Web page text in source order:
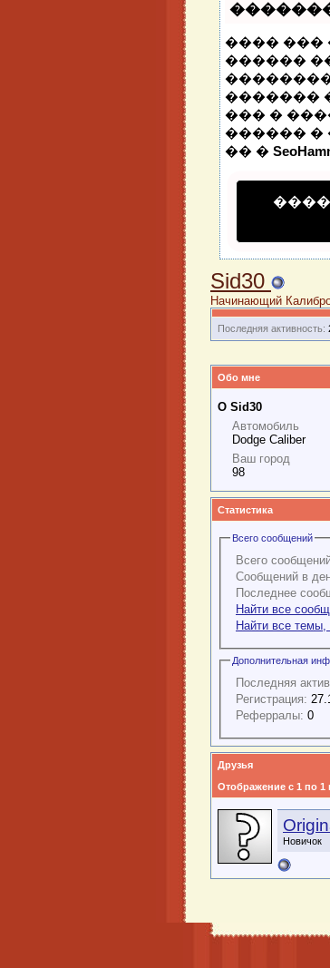
���� ���
������
�������
��� �
������ �
�� �
Sid30
Начинающий
Последняя активность:
Обо мне
О Sid30
Автомобиль
Dodge Caliber
Ваш город
98
Статистика
Всего сообщений
Всего
Сообщений в
Последнее
Найти все
Найти все
Дополнительная
Последняя
Регистрация:
Реферралы: 0
Друзья
Отображение с 1 по 1
Новичок